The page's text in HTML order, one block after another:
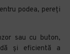
podea, pereți
sau cu buton,
și eficientă a